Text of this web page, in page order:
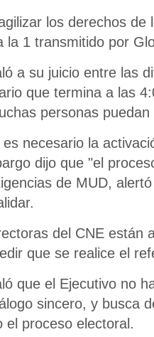
los derechos
la 1 transmitido por
a su juicio entre las
que termina a las
personas puedan
necesario la
dijo que "el
de MUD,
del CNE están
que se realice el
que el Ejecutivo no
sincero, y busca
el proceso electoral.